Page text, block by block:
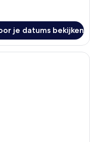
je datums bekijken
met een groot bed,